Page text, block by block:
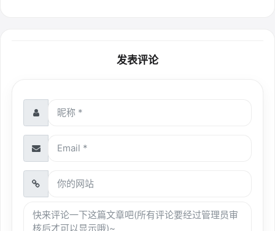
发表评论